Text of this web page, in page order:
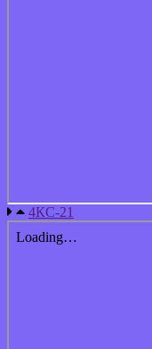
4КС-21